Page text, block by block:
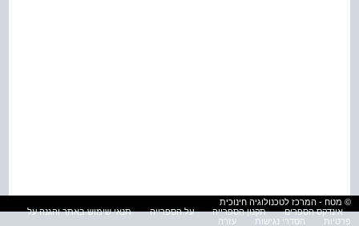
© מטח - המרכז לטכנולוגיה חינוכית
אינדקס הספרים
תקנון הספרייה על הספרייה
תנאי שימוש באתר והגנה על
פרטיות
הסדרי נגישות עזרה